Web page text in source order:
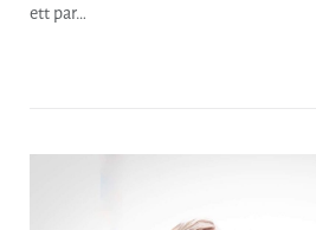
ett par…